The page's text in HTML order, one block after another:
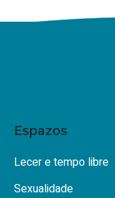
Espazos
Lecer e tempo libre
Sexualidade